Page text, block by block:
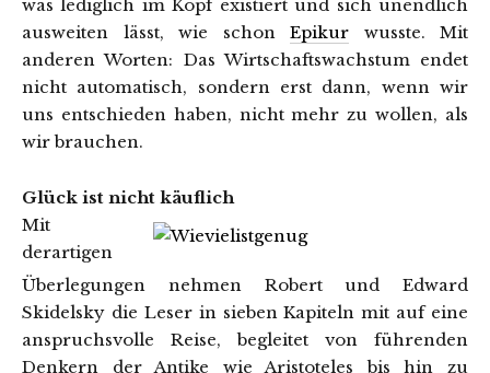
was lediglich im Kopf existiert und sich unendlich
ausweiten lässt, wie schon Epikur wusste. Mit
anderen Worten: Das Wirtschaftswachstum endet
nicht automatisch, sondern erst dann, wenn wir
uns entschieden haben, nicht mehr zu wollen, als
wir brauchen.
Glück ist nicht käuflich
Mit
derartigen
Überlegungen nehmen Robert und Edward
Skidelsky die Leser in sieben Kapiteln mit auf eine
anspruchsvolle Reise, begleitet von führenden
Denkern der Antike wie Aristoteles bis hin zu